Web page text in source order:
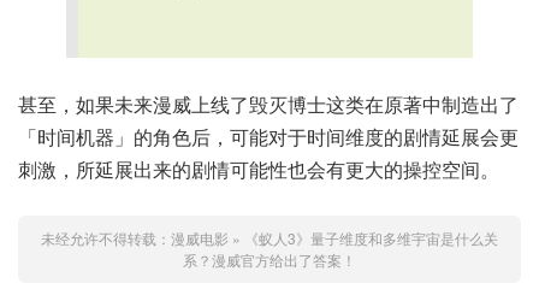
甚至，如果未来漫威上线了毁灭博士这类在原著中制造出了
「时间机器」的角色后，可能对于时间维度的剧情延展会更
刺激，所延展出来的剧情可能性也会有更大的操控空间。
未经允许不得转载： 漫威电影 »
《蚁人3》量子维度和多维宇宙是什么关
系？漫威官方给出了答案！